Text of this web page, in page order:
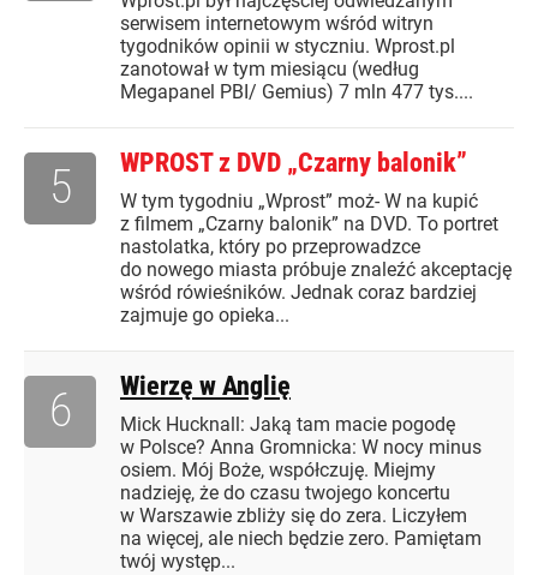
serwisem internetowym wśród witryn
tygodników opinii w styczniu. Wprost.pl
zanotował w tym miesiącu (według
Megapanel PBI/ Gemius) 7 mln 477 tys....
WPROST z DVD „Czarny balonik”
W tym tygodniu „Wprost” moż- W na kupić
z filmem „Czarny balonik” na DVD. To portret
nastolatka, który po przeprowadzce
do nowego miasta próbuje znaleźć akceptację
wśród rówieśników. Jednak coraz bardziej
zajmuje go opieka...
5
Wierzę w Anglię
Mick Hucknall: Jaką tam macie pogodę
w Polsce? Anna Gromnicka: W nocy minus
osiem. Mój Boże, współczuję. Miejmy
nadzieję, że do czasu twojego koncertu
w Warszawie zbliży się do zera. Liczyłem
na więcej, ale niech będzie zero. Pamiętam
twój występ...
6